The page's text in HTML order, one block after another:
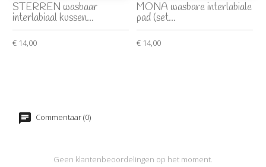
STERREN wasbaar
interlabiaal kussen...
€ 14,00
MONA wasbare interlabiale
pad (set...
€ 14,00
Commentaar (0)
Geen klantenbeoordelingen op het moment.